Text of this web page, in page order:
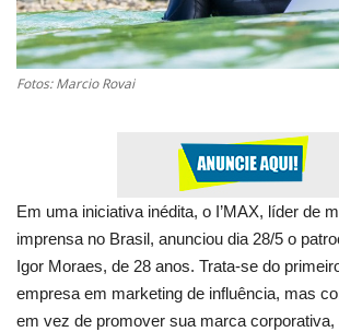
Fotos: Marcio Rovai
Em uma iniciativa inédita, o I’MAX, líder de
imprensa no Brasil, anunciou dia 28/5 o
Igor Moraes, de 28 anos. Trata-se do
empresa em marketing de influência, mas
em vez de promover sua marca